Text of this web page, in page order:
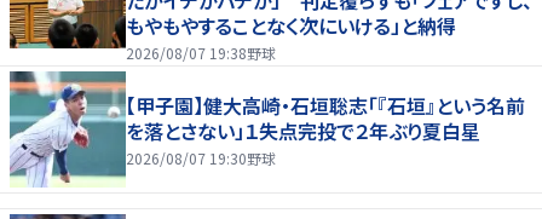
もやもやすることなく次にいける」と納得
2026/08/07 19:38野球
【甲子園】健大高崎・石垣聡志「『石垣』という名前
を落とさない」１失点完投で２年ぶり夏白星
2026/08/07 19:30野球